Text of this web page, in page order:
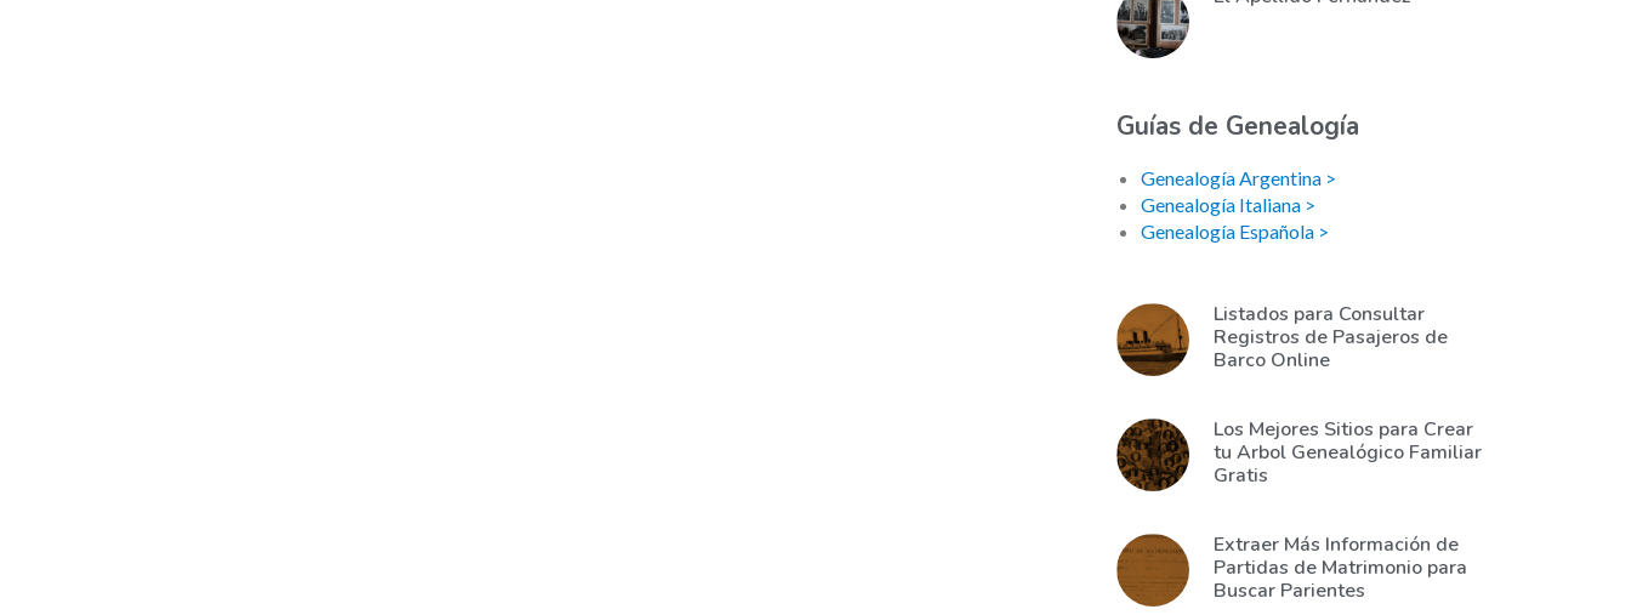
Guías de Genealogía
Genealogía Argentina >
Genealogía Italiana >
Genealogía Española >
Listados para Consultar
Registros de Pasajeros de
Barco Online
Los Mejores Sitios para Crear
tu Arbol Genealógico Familiar
Gratis
Extraer Más Información de
Partidas de Matrimonio para
Buscar Parientes